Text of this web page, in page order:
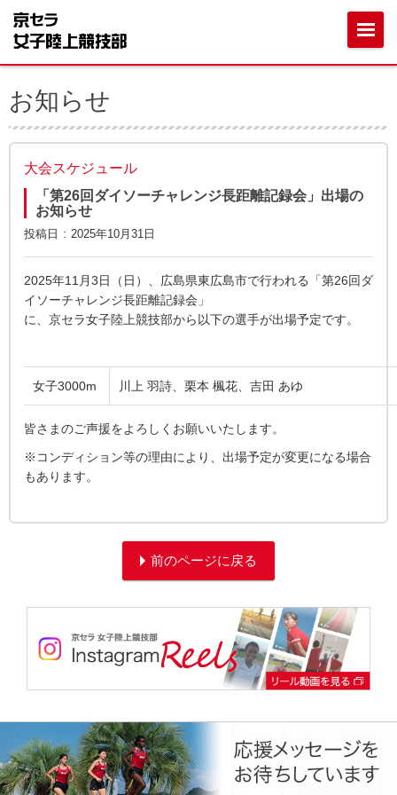
お知らせ
大会スケジュール
「第26回ダイソーチャレンジ長距離記録会」出場の
お知らせ
投稿日 2025年10月31日
2025年11月3日（日）、広島県東広島市で行われる「第26回ダ
イソーチャレンジ長距離記録会」
に、京セラ女子陸上競技部から以下の選手が出場予定です。
女子3000m 川上 羽詩、栗本 楓花、吉田 あゆ
皆さまのご声援をよろしくお願いいたします。
※コンディション等の理由により、出場予定が変更になる場合
もあります。
前のページに戻る